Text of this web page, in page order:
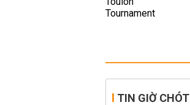
TIN GIỜ CHÓT